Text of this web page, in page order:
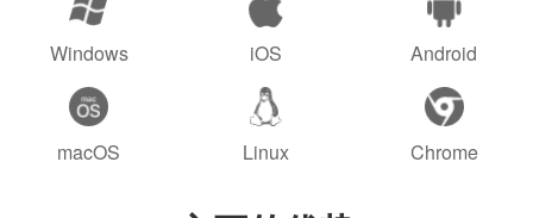
Windows iOS Android
macOS Linux Chrome